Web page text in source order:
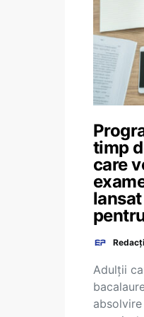
timp
care
Adulții